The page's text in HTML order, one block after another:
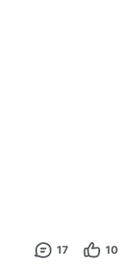
区金币可以购买彩
17 10